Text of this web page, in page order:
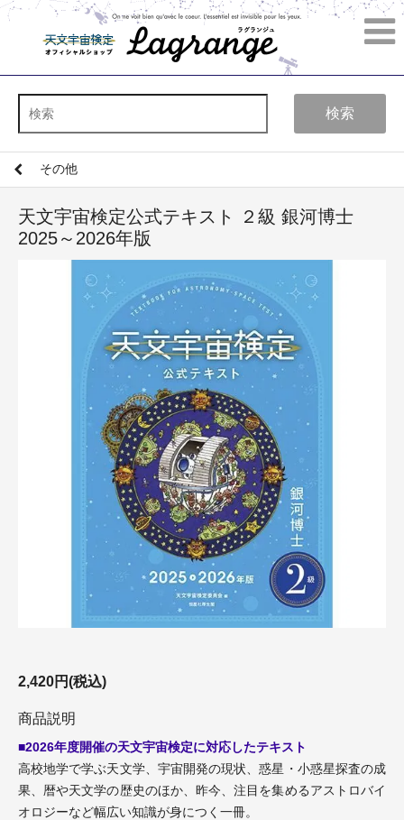
検索
その他
天文宇宙検定公式テキスト ２級 銀河博士
2025～2026年版
2,420円(税込)
商品説明
■2026年度開催の天文宇宙検定に対応したテキスト
高校地学で学ぶ天文学、宇宙開発の現状、惑星・小惑星探査の成
果、暦や天文学の歴史のほか、昨今、注目を集めるアストロバイ
オロジーなど幅広い知識が身につく一冊。